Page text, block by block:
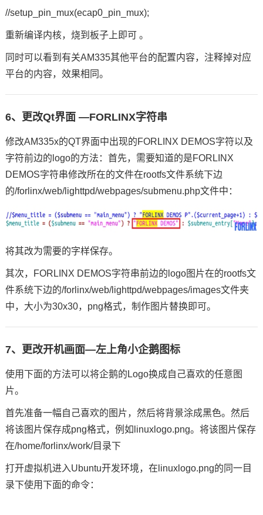
//setup_pin_mux(ecap0_pin_mux);
重新编译内核，烧到板子上即可 。
同时可以看到有关AM335其他平台的配置内容，注释掉对应
平台的内容，效果相同。
6、更改Qt界面 —FORLINX字符串
修改AM335x的QT界面中出现的FORLINX DEMOS字符以及
字符前边的logo的方法：首先，需要知道的是FORLINX
DEMOS字符串修改所在的文件在rootfs文件系统下边
的/forlinx/web/lighttpd/webpages/submenu.php文件中：
将其改为需要的字样保存。
其次，FORLINX DEMOS字符串前边的logo图片在的rootfs文
件系统下边的/forlinx/web/lighttpd/webpages/images文件夹
中，大小为30x30，png格式，制作图片替换即可。
7、更改开机画面—左上角小企鹅图标
使用下面的方法可以将企鹅的Logo换成自己喜欢的任意图
片。
首先准备一幅自己喜欢的图片，然后将背景涂成黑色。然后
将该图片保存成png格式，例如linuxlogo.png。将该图片保存
在/home/forlinx/work/目录下
打开虚拟机进入Ubuntu开发环境，在linuxlogo.png的同一目
录下使用下面的命令：